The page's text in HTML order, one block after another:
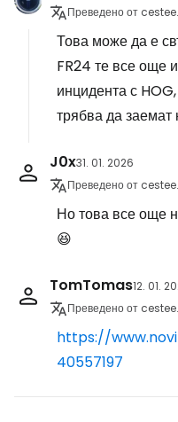
Преведено от
Това може да е
FR24 те все още
инцидента с
трябва да
J0x31. 01. 2026
Преведено от
Но това все още
😆
TomTomas12. 01.
Преведено от
https://
40557197